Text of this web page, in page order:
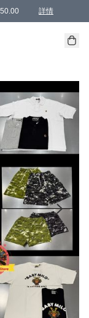
詳情
members can
方式 )